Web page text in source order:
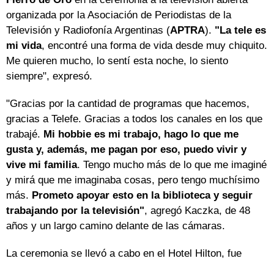
organizada por la Asociación de Periodistas de la
Televisión y Radiofonía Argentinas (APTRA). "La tele es
mi vida, encontré una forma de vida desde muy chiquito.
Me quieren mucho, lo sentí esta noche, lo siento
siempre", expresó.
"Gracias por la cantidad de programas que hacemos,
gracias a Telefe. Gracias a todos los canales en los que
trabajé. Mi hobbie es mi trabajo, hago lo que me
gusta y, además, me pagan por eso, puedo vivir y
vive mi familia. Tengo mucho más de lo que me imaginé
y mirá que me imaginaba cosas, pero tengo muchísimo
más. Prometo apoyar esto en la biblioteca y seguir
trabajando por la televisión", agregó Kaczka, de 48
años y un largo camino delante de las cámaras.
La ceremonia se llevó a cabo en el Hotel Hilton, fue